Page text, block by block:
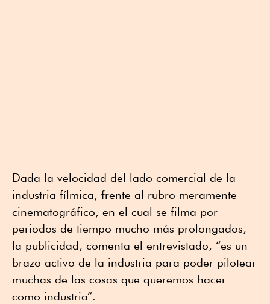
Dada la velocidad del lado comercial de la
industria fílmica, frente al rubro meramente
cinematográfico, en el cual se filma por
periodos de tiempo mucho más prolongados,
la publicidad, comenta el entrevistado, “es un
brazo activo de la industria para poder pilotear
muchas de las cosas que queremos hacer
como industria”.